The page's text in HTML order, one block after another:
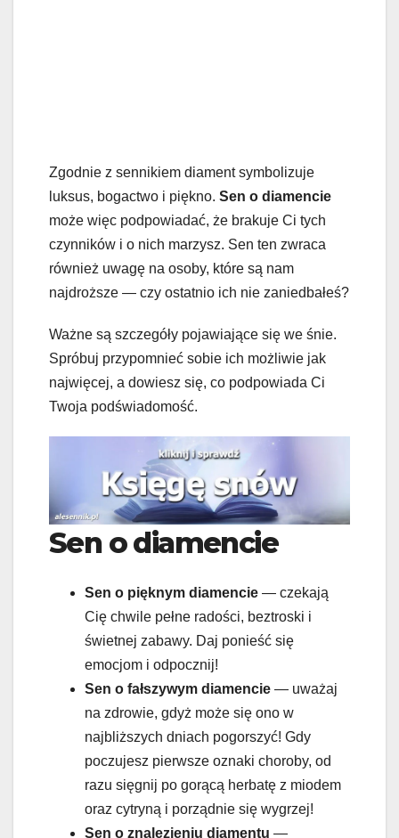
Zgodnie z sennikiem diament symbolizuje
luksus, bogactwo i piękno. Sen o diamencie
może więc podpowiadać, że brakuje Ci tych
czynników i o nich marzysz. Sen ten zwraca
również uwagę na osoby, które są nam
najdroższe — czy ostatnio ich nie zaniedbałeś?
Ważne są szczegóły pojawiające się we śnie.
Spróbuj przypomnieć sobie ich możliwie jak
najwięcej, a dowiesz się, co podpowiada Ci
Twoja podświadomość.
Sen o diamencie
Sen o pięknym diamencie — czekają
Cię chwile pełne radości, beztroski i
świetnej zabawy. Daj ponieść się
emocjom i odpocznij!
Sen o fałszywym diamencie — uważaj
na zdrowie, gdyż może się ono w
najbliższych dniach pogorszyć! Gdy
poczujesz pierwsze oznaki choroby, od
razu sięgnij po gorącą herbatę z miodem
oraz cytryną i porządnie się wygrzej!
Sen o znalezieniu diamentu —